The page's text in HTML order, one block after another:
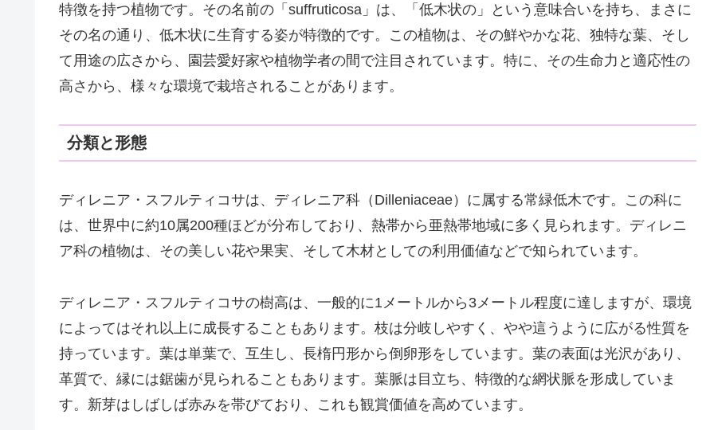
特徴を持つ植物です。その名前の「suffruticosa」は、「低木状の」という意味合いを持ち、まさに
その名の通り、低木状に生育する姿が特徴的です。この植物は、その鮮やかな花、独特な葉、そし
て用途の広さから、園芸愛好家や植物学者の間で注目されています。特に、その生命力と適応性の
高さから、様々な環境で栽培されることがあります。
分類と形態
ディレニア・スフルティコサは、ディレニア科（Dilleniaceae）に属する常緑低木です。この科に
は、世界中に約10属200種ほどが分布しており、熱帯から亜熱帯地域に多く見られます。ディレニ
ア科の植物は、その美しい花や果実、そして木材としての利用価値などで知られています。
ディレニア・スフルティコサの樹高は、一般的に1メートルから3メートル程度に達しますが、環境
によってはそれ以上に成長することもあります。枝は分岐しやすく、やや這うように広がる性質を
持っています。葉は単葉で、互生し、長楕円形から倒卵形をしています。葉の表面は光沢があり、
革質で、縁には鋸歯が見られることもあります。葉脈は目立ち、特徴的な網状脈を形成していま
す。新芽はしばしば赤みを帯びており、これも観賞価値を高めています。